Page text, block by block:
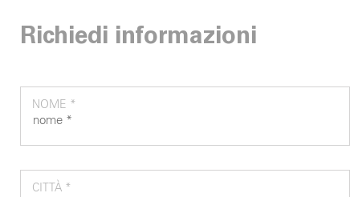
Richiedi informazioni
NOME *
CITTÀ *